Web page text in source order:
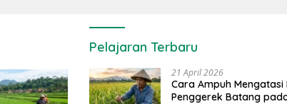
Pelajaran Terbaru
21 April 2026
Cara Ampuh Mengatasi
Penggerek Batang